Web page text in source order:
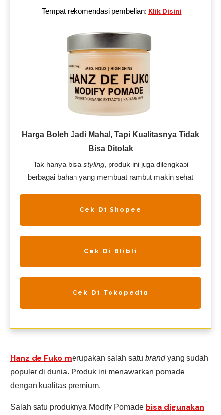
Tempat rekomendasi pembelian: Klik Disini
Harga Boleh Jadi Mahal, Tapi Kualitasnya Tidak
Bisa Ditolak
Tak hanya bisa styling, produk ini juga dilengkapi
berbagai bahan yang membuat rambut makin sehat
Cek Di Shopee
Cek Di Blibli
Cek Di Tokopedia
Hanz de Fuko merupakan salah satu brandyang sudah
populer di dunia. Produk ini menawarkan pomade
dengan kualitas premium.
Salah satu produknya Modify Pomade bisa digunakan